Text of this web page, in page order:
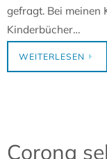
gefragt. Bei meinen
Kinderbücher…
WEITERLESEN
Corona